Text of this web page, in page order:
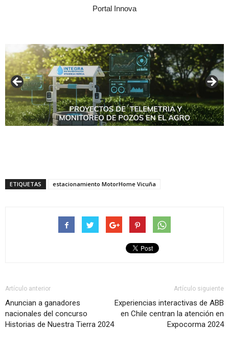
Portal Innova
ETIQUETAS estacionamiento MotorHome Vicuña
Artículo anterior
Anuncian a ganadores
nacionales del concurso
Historias de Nuestra Tierra 2024
Artículo siguiente
Experiencias interactivas de ABB
en Chile centran la atención en
Expocorma 2024